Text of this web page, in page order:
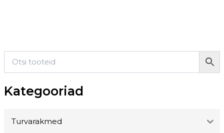
Kategooriad
Turvarakmed